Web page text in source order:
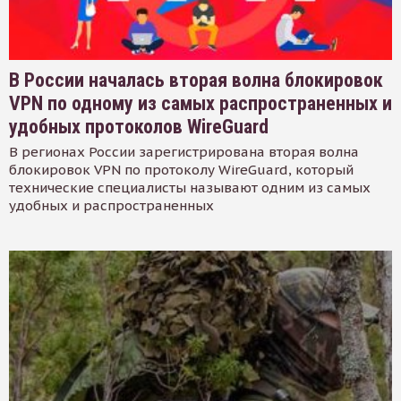
В России началась вторая волна блокировок
VPN по одному из самых распространенных и
удобных протоколов WireGuard
В регионах России зарегистрирована вторая волна
блокировок VPN по протоколу WireGuard, который
технические специалисты называют одним из самых
удобных и распространенных